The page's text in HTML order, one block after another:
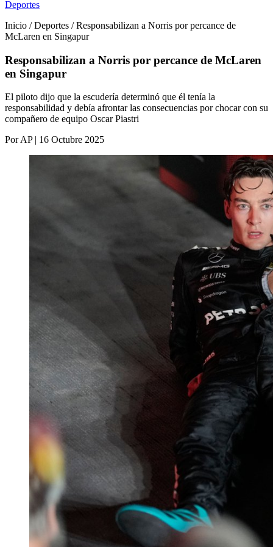
Deportes
Inicio / Deportes / Responsabilizan a Norris por percance de
McLaren en Singapur
Responsabilizan a Norris por percance de McLaren
en Singapur
El piloto dijo que la escudería determinó que él tenía la
responsabilidad y debía afrontar las consecuencias por chocar con su
compañero de equipo Oscar Piastri
Por AP | 16 Octubre 2025